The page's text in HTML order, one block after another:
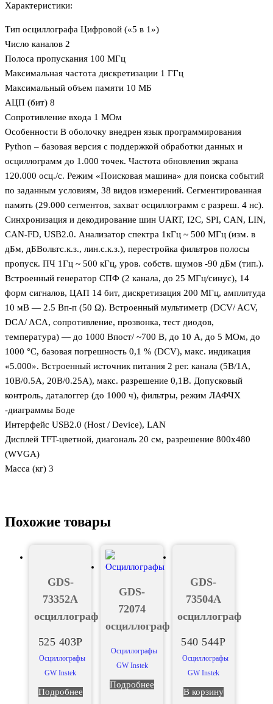
Характеристики:
Тип осциллографа Цифровой («5 в 1»)
Число каналов 2
Полоса пропускания 100 МГц
Максимальная частота дискретизации 1 ГГц
Максимальный объем памяти 10 МБ
АЦП (бит) 8
Сопротивление входа 1 МОм
Особенности В оболочку внедрен язык программирования
Python – базовая версия с поддержкой обработки данных и
осциллограмм до 1.000 точек. Частота обновления экрана
120.000 осц./с. Режим «Поисковая машина» для поиска событий
по заданным условиям, 38 видов измерений. Сегментированная
память (29.000 сегментов, захват осциллограмм с разреш. 4 нс).
Синхронизация и декодирование шин UART, I2C, SPI, CAN, LIN,
CAN-FD, USB2.0. Анализатор спектра 1кГц ~ 500 МГц (изм. в
дБм, дБВольтс.к.з., лин.с.к.з.), перестройка фильтров полосы
пропуск. ПЧ 1Гц ~ 500 кГц, уров. собств. шумов -90 дБм (тип.).
Встроенный генератор СПФ (2 канала, до 25 МГц/синус), 14
форм сигналов, ЦАП 14 бит, дискретизация 200 МГц, амплитуда
10 мВ — 2.5 Вп-п (50 Ω). Встроенный мультиметр (DCV/ ACV,
DCA/ ACA, сопротивление, прозвонка, тест диодов,
температура) — до 1000 Впост/ ~700 В, до 10 А, до 5 МОм, до
1000 °С, базовая погрешность 0,1 % (DCV), макс. индикация
«5.000». Встроенный источник питания 2 рег. канала (5В/1A,
10В/0.5A, 20В/0.25A), макс. разрешение 0,1В. Допусковый
контроль, даталоггер (до 1000 ч), фильтры, режим ЛАФЧХ
-диаграммы Боде
Интерфейс USB2.0 (Host / Device), LAN
Дисплей TFT-цветной, диагональ 20 см, разрешение 800х480
(WVGA)
Масса (кг) 3
Похожие товары
GDS-
73352A
осциллограф
525 403Р
Осциллографы
GW Instek
Подробнее
GDS-
72074
осциллограф
Осциллографы
GW Instek
Подробнее
GDS-
73504A
осциллограф
540 544Р
Осциллографы
GW Instek
В корзину